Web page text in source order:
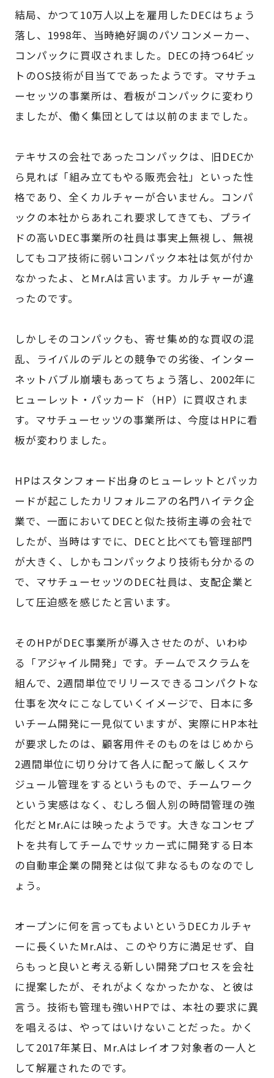
結局、かつて10万人以上を雇用したDECはちょう
落し、1998年、当時絶好調のパソコンメーカー、
コンパックに買収されました。DECの持つ64ビッ
トのOS技術が目当てであったようです。マサチュ
ーセッツの事業所は、看板がコンパックに変わり
ましたが、働く集団としては以前のままでした。
テキサスの会社であったコンパックは、旧DECか
ら見れば「組み立てもやる販売会社」といった性
格であり、全くカルチャーが合いません。コンパ
ックの本社からあれこれ要求してきても、プライ
ドの高いDEC事業所の社員は事実上無視し、無視
してもコア技術に弱いコンパック本社は気が付か
なかったよ、とMr.Aは言います。カルチャーが違
ったのです。
しかしそのコンパックも、寄せ集め的な買収の混
乱、ライバルのデルとの競争での劣後、インター
ネットバブル崩壊もあってちょう落し、2002年に
ヒューレット・パッカード（HP）に買収されま
す。マサチューセッツの事業所は、今度はHPに看
板が変わりました。
HPはスタンフォード出身のヒューレットとパッカ
ードが起こしたカリフォルニアの名門ハイテク企
業で、一面においてDECと似た技術主導の会社で
したが、当時はすでに、DECと比べても管理部門
が大きく、しかもコンパックより技術も分かるの
で、マサチューセッツのDEC社員は、支配企業と
して圧迫感を感じたと言います。
そのHPがDEC事業所が導入させたのが、いわゆ
る「アジャイル開発」です。チームでスクラムを
組んで、2週間単位でリリースできるコンパクトな
仕事を次々にこなしていくイメージで、日本に多
いチーム開発に一見似ていますが、実際にHP本社
が要求したのは、顧客用件そのものをはじめから
2週間単位に切り分けて各人に配って厳しくスケ
ジュール管理をするというもので、チームワーク
という実感はなく、むしろ個人別の時間管理の強
化だとMr.Aには映ったようです。大きなコンセプ
トを共有してチームでサッカー式に開発する日本
の自動車企業の開発とは似て非なるものなのでし
ょう。
オープンに何を言ってもよいというDECカルチャ
ーに長くいたMr.Aは、このやり方に満足せず、自
らもっと良いと考える新しい開発プロセスを会社
に提案したが、それがよくなかったかな、と彼は
言う。技術も管理も強いHPでは、本社の要求に異
を唱えるは、やってはいけないことだった。かく
して2017年某日、Mr.Aはレイオフ対象者の一人と
して解雇されたのです。